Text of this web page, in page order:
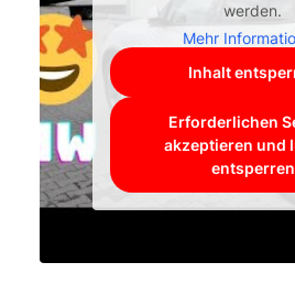
werden.
Mehr
Inhalt
Erforderlichen
akzeptieren und
entsperren